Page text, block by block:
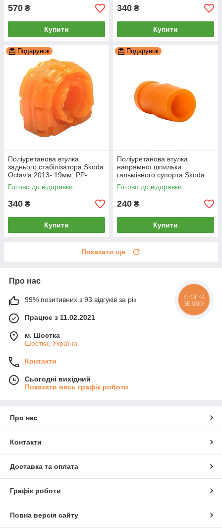
570 ₴
Купити
340 ₴
Купити
Подарунок
Поліуретанова втулка
заднього стабілізатора Skoda
Octavia 2013- 19мм, PP-
0333P
Готово до відправки
340 ₴
Купити
Подарунок
Поліуретанова втулка
напрямної шпильки
гальмівного супорта Skoda
Octavia 2013-, PP-0866
Готово до відправки
240 ₴
Купити
Показати ще
Про нас
99% позитивних з 93 відгуків за рік
Працює з 11.02.2021
м. Шостка
Шостка, Україна
Контакти
Сьогодні вихідний
Показати весь графік роботи
Про нас
Контакти
Доставка та оплата
Графік роботи
Повна версія сайту
КНОПКА
ЗВ'ЯЗКУ